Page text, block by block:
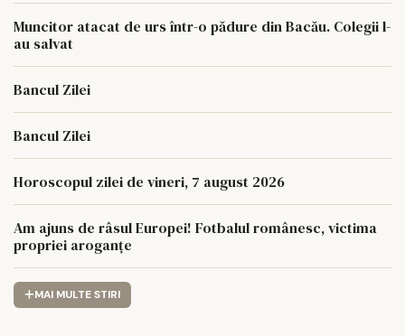
Muncitor atacat de urs într-o pădure din Bacău. Colegii l-
au salvat
Bancul Zilei
Bancul Zilei
Horoscopul zilei de vineri, 7 august 2026
Am ajuns de râsul Europei! Fotbalul românesc, victima
propriei aroganțe
MAI MULTE STIRI